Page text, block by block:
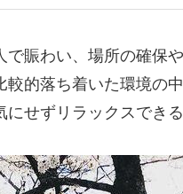
賑わい、場所の確保
的落ち着いた環境の
せずリラックスでき